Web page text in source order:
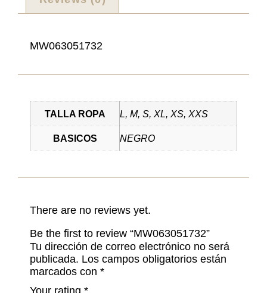
MW063051732
TALLA ROPA L, M, S, XL, XS, XXS
BASICOS NEGRO
There are no reviews yet.
Be the first to review “MW063051732”
Tu dirección de correo electrónico no será
publicada. Los campos obligatorios están
marcados con *